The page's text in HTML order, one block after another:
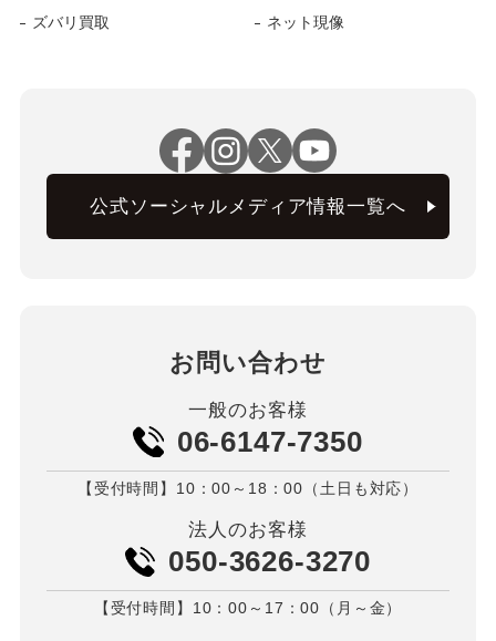
ズバリ買取 ネット現像
公式ソーシャルメディア情報一覧へ
お問い合わせ
一般のお客様
06-6147-7350
【受付時間】10：00～18：00（土日も対応）
法人のお客様
050-3626-3270
【受付時間】10：00～17：00（月～金）